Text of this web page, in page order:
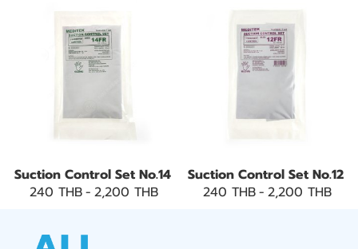
Suction Control Set No.14
240 THB- 2,200 THB
Suction Control Set No.12
240 THB- 2,200 THB